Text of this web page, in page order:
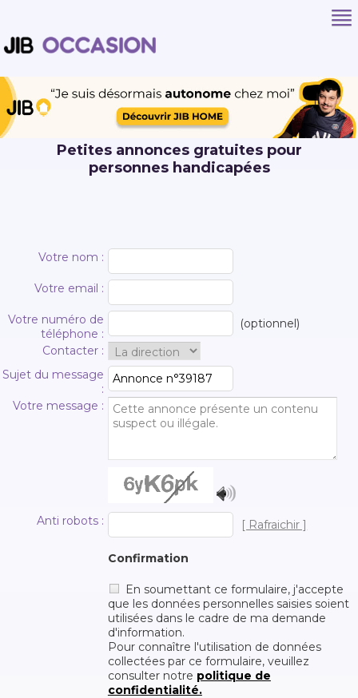
Petites annonces gratuites pour
personnes handicapées
Votre nom :
Votre email :
Votre numéro de
téléphone :
(optionnel)
Contacter :
Sujet du message
:
Votre message :
Anti robots : [ Rafraichir ]
Confirmation
En soumettant ce formulaire, j'accepte
que les données personnelles saisies soient
utilisées dans le cadre de ma demande
d'information.
Pour connaître l'utilisation de données
collectées par ce formulaire, veuillez
consulter notre politique de
confidentialité.